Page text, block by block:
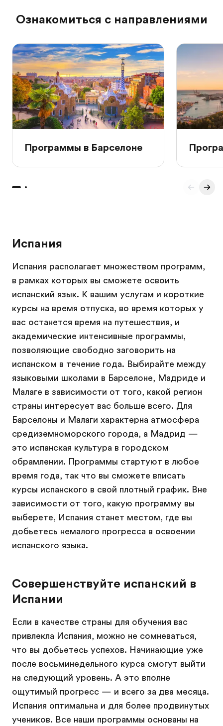
Ознакомиться с направлениями
Программы в Барселоне
Испания
Испания располагает множеством программ,
в рамках которых вы сможете освоить
испанский язык. К вашим услугам и короткие
курсы на время отпуска, во время которых у
вас останется время на путешествия, и
академические интенсивные программы,
позволяющие свободно заговорить на
испанском в течение года. Выбирайте между
языковыми школами в Барселоне, Мадриде и
Малаге в зависимости от того, какой регион
страны интересует вас больше всего. Для
Барселоны и Малаги характерна атмосфера
средиземноморского города, а Мадрид —
это испанская культура в городском
обрамлении. Программы стартуют в любое
время года, так что вы сможете вписать
курсы испанского в свой плотный график. Вне
зависимости от того, какую программу вы
выберете, Испания станет местом, где вы
добьетесь немалого прогресса в освоении
испанского языка.
Совершенствуйте испанский в
Испании
Если в качестве страны для обучения вас
привлекла Испания, можно не сомневаться,
что вы добьетесь успехов. Начинающие уже
после восьминедельного курса смогут выйти
на следующий уровень. А это вполне
ощутимый прогресс — и всего за два месяца.
Испания оптимальна и для более продвинутых
учеников. Все наши программы основаны на